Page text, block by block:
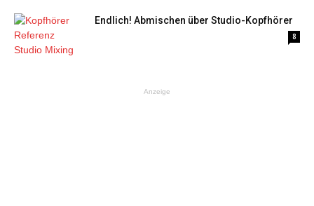
Endlich! Abmischen über Studio-Kopfhörer
8
Anzeige